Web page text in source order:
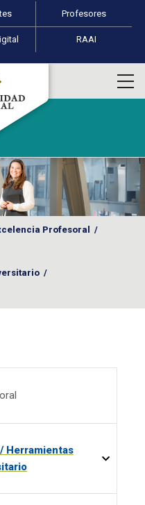
Profesores
RAAI
Profesoral /
/
Herramientas